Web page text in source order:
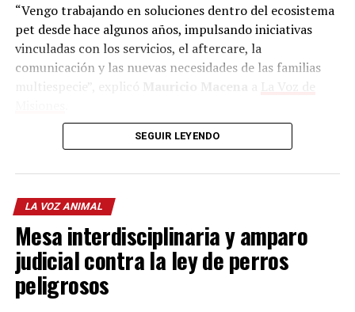
“Vengo trabajando en soluciones dentro del ecosistema
pet desde hace algunos años, impulsando iniciativas
vinculadas con los servicios, el aftercare, la
comunicación y las nuevas necesidades de las familias
multiespecie”, explicó
Mauricio Macena
La Voz de
A partir de la experiencia adquirida, surgió la idea de
quedan muchas horas solas” durante el día.
“Es un proyecto que llevo adelante junto a mi hijo
que recién terminó la secundaria, y es algo que nos une”,
comentó Mauricio.
“Hoy es una constante para las familias. En su gran
SEGUIR LEYENDO
LA VOZ ANIMAL
Mesa interdisciplinaria y amparo
judicial contra la ley de perros
peligrosos